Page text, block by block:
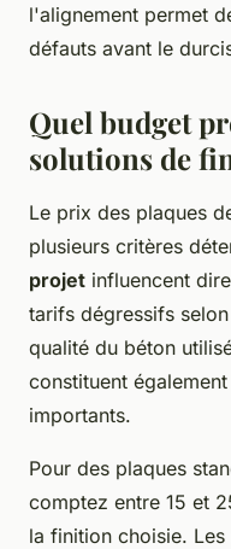
l'alignement permet
défauts avant le
Quel budget
solutions de
Le prix des plaques
plusieurs critères
projet influencent
tarifs dégressifs
qualité du béton
constituent
importants.
Pour des plaques
comptez entre 15 et
la finition choisie.